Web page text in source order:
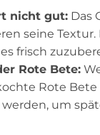
nicht gut: Das
seine Textur.
frisch
Rote Bete:
Rote Bete
um